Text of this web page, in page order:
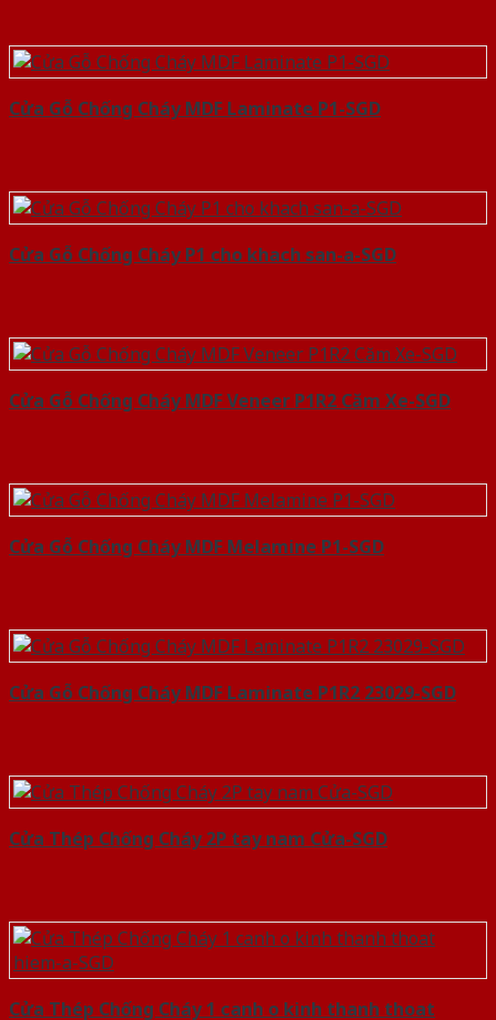
Cửa Gỗ Chống Cháy MDF Laminate P1-SGD
Cửa Gỗ Chống Cháy P1 cho khach san-a-SGD
Cửa Gỗ Chống Cháy MDF Veneer P1R2 Căm Xe-SGD
Cửa Gỗ Chống Cháy MDF Melamine P1-SGD
Cửa Gỗ Chống Cháy MDF Laminate P1R2 23029-SGD
Cửa Thép Chống Cháy 2P tay nam Cửa-SGD
Cửa Thép Chống Cháy 1 canh o kinh thanh thoat